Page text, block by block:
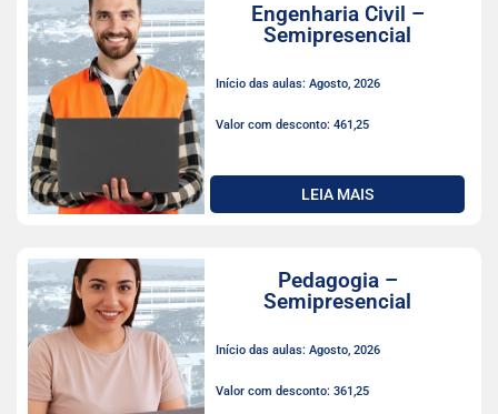
Engenharia Civil –
Semipresencial
Início das aulas: Agosto, 2026
Valor com desconto: 461,25
LEIA MAIS
Pedagogia –
Semipresencial
Início das aulas: Agosto, 2026
Valor com desconto: 361,25